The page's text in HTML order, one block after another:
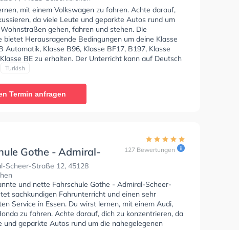
mit einem Volkswagen zu fahren. Achte darauf,
da viele Leute und geparkte Autos rund um
gehen, fahren und stehen. Die
bietet Herausragende Bedingungen um deine Klasse
Automatik, Klasse B96, Klasse BF17, B197, Klasse
BE zu erhalten. Der Unterricht kann auf Deutsch
stattfinden. Die Erste-Hilfe-Kurs in der Schule. Letzte
Erklärungen"
Turkish
Termin anfragen
Gothe - Admiral-
Straße
Scheer-Straße 12, 45128
127 Bewertungen
und nette Fahrschule Gothe - Admiral-Scheer-
sachkundigen Fahrunterricht und einen sehr
Service in Essen. Du wirst lernen, mit einem Audi,
zu fahren. Achte darauf, dich zu konzentrieren, da
und geparkte Autos rund um die nahegelegenen